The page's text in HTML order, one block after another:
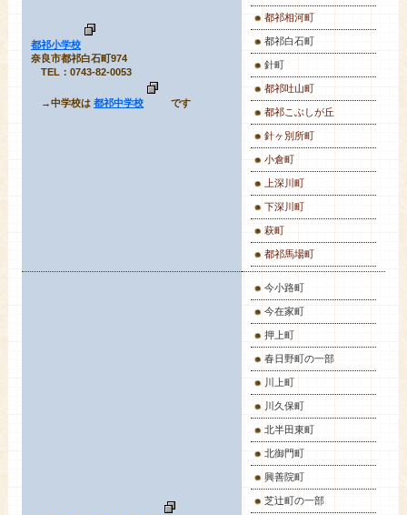
都祁小学校
奈良市都祁白石町974
TEL：0743-82-0053
→中学校は 都祁中学校 です
都祁相河町
都祁白石町
針町
都祁吐山町
都祁こぶしが丘
針ヶ別所町
小倉町
上深川町
下深川町
萩町
都祁馬場町
今小路町
今在家町
押上町
春日野町の一部
川上町
川久保町
北半田東町
北御門町
興善院町
芝辻町の一部